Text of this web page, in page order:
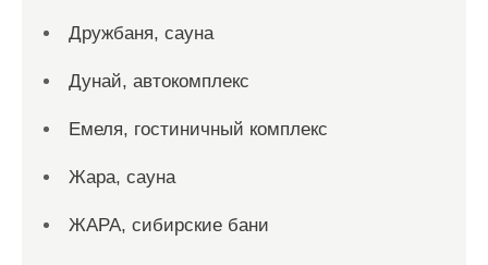
Дружбаня, сауна
Дунай, автокомплекс
Емеля, гостиничный комплекс
Жара, сауна
ЖАРА, сибирские бани